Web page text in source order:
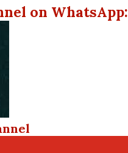
on WhatsApp: